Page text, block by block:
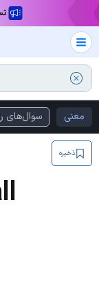
معنی سوال‌های
ذخیره